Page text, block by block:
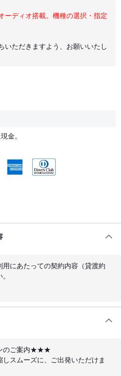
ーディオ搭載。機種の選択・指定
いただきますよう、お願いいたし
金。
にあたっての契約内容（貸渡約
のご案内★★★
スムーズに、ご出発いただけま